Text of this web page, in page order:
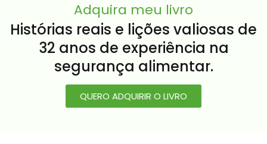
Adquira meu livro
Histórias reais e lições valiosas de
32 anos de experiência na
segurança alimentar.
QUERO ADQUIRIR O LIVRO